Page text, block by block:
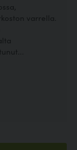
varrella.